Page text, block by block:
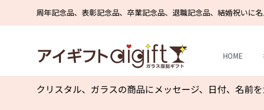
ス
周年記念品、表彰記念品、卒業記念品、退職記念品、結婚祝いに
HOME
クリスタル、ガラスの商品にメッセージ、日付、名前